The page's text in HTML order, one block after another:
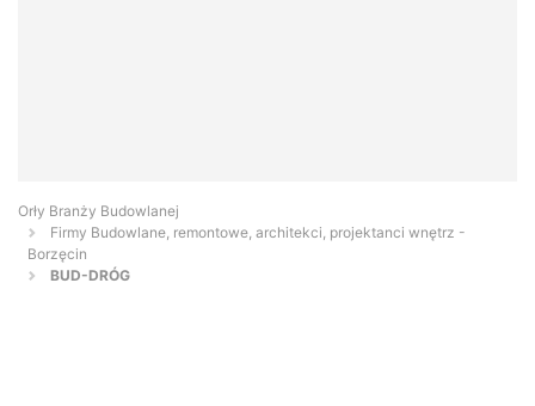
Orły Branży Budowlanej
Firmy Budowlane, remontowe, architekci, projektanci wnętrz -
Borzęcin
BUD-DRÓG